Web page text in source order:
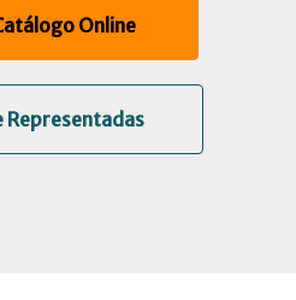
Online
Representadas